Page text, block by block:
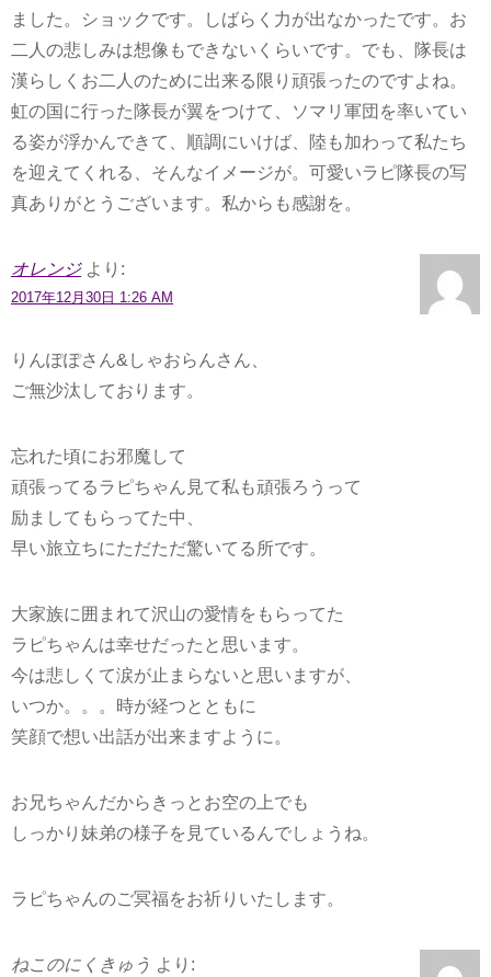
ました。ショックです。しばらく力が出なかったです。お
二人の悲しみは想像もできないくらいです。でも、隊長は
漢らしくお二人のために出来る限り頑張ったのですよね。
虹の国に行った隊長が翼をつけて、ソマリ軍団を率いてい
る姿が浮かんできて、順調にいけば、陸も加わって私たち
を迎えてくれる、そんなイメージが。可愛いラピ隊長の写
真ありがとうございます。私からも感謝を。
オレンジ より:
2017年12月30日 1:26 AM
りんぽぽさん&しゃおらんさん、
ご無沙汰しております。
忘れた頃にお邪魔して
頑張ってるラピちゃん見て私も頑張ろうって
励ましてもらってた中、
早い旅立ちにただただ驚いてる所です。
大家族に囲まれて沢山の愛情をもらってた
ラピちゃんは幸せだったと思います。
今は悲しくて涙が止まらないと思いますが、
いつか。。。時が経つとともに
笑顔で想い出話が出来ますように。
お兄ちゃんだからきっとお空の上でも
しっかり妹弟の様子を見ているんでしょうね。
ラピちゃんのご冥福をお祈りいたします。
ねこのにくきゅう より: